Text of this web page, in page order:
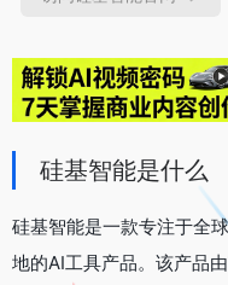
硅基智能是什么
硅基智能是一款专注于全
地的AI工具产品。该产品